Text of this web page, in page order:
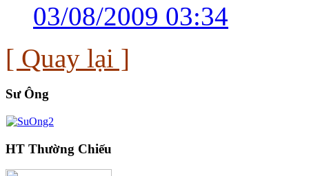
03/08/2009 03:34
[ Quay lại ]
Sư Ông
HT Thường Chiếu